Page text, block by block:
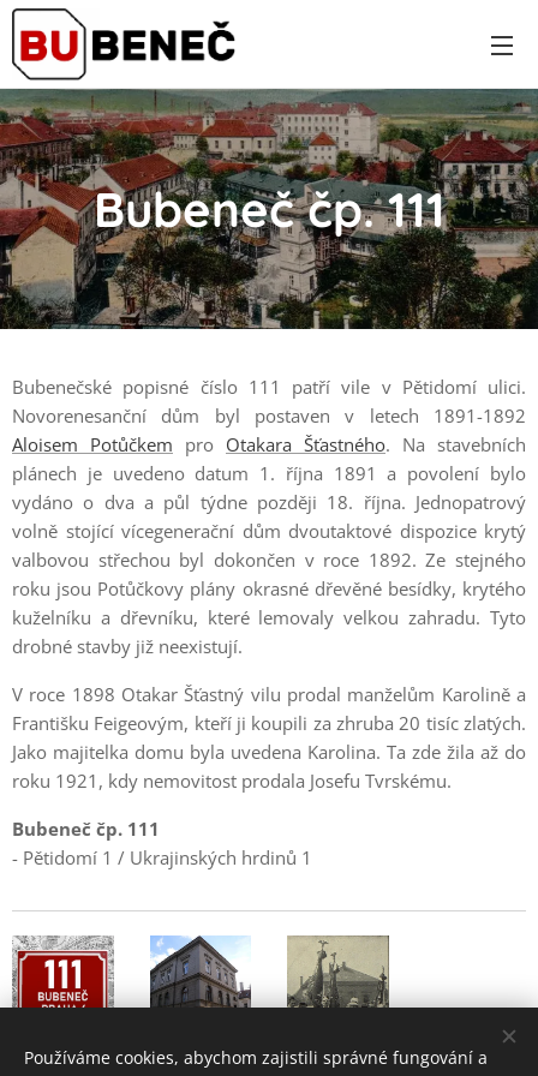
Bubeneč čp. 111
Bubenečské popisné číslo 111 patří vile v Pětidomí ulici.
Novorenesanční dům byl postaven v letech 1891-1892
Aloisem Potůčkem pro Otakara Šťastného. Na stavebních
plánech je uvedeno datum 1. října 1891 a povolení bylo
vydáno o dva a půl týdne později 18. října. Jednopatrový
volně stojící vícegenerační dům dvoutaktové dispozice krytý
valbovou střechou byl dokončen v roce 1892. Ze stejného
roku jsou Potůčkovy plány okrasné dřevěné besídky, krytého
kuželníku a dřevníku, které lemovaly velkou zahradu. Tyto
drobné stavby již neexistují.
V roce 1898 Otakar Šťastný vilu prodal manželům Karolině a
Františku Feigeovým, kteří ji koupili za zhruba 20 tisíc zlatých.
Jako majitelka domu byla uvedena Karolina. Ta zde žila až do
roku 1921, kdy nemovitost prodala Josefu Tvrskému.
Bubeneč čp. 111
- Pětidomí 1 / Ukrajinských hrdinů 1
Používáme cookies, abychom zajistili správné fungování a